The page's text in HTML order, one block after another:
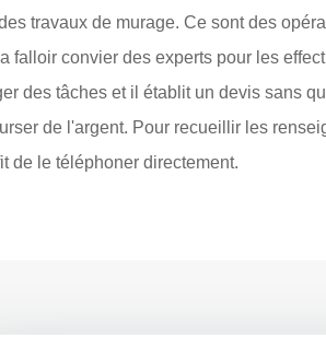
travaux de murage. Ce sont des
falloir convier des experts pour les
des tâches et il établit un devis sans
de l'argent. Pour recueillir les
de le téléphoner directement.